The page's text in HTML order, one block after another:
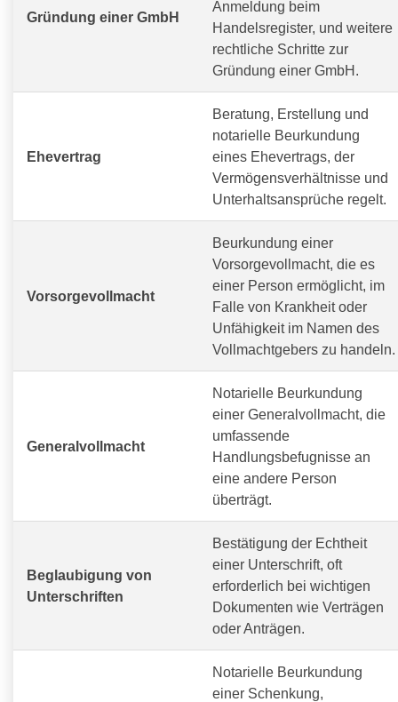
Gründung einer GmbH
Anmeldung beim
Handelsregister, und weitere
rechtliche Schritte zur
Gründung einer GmbH.
Ehevertrag
Beratung, Erstellung und
notarielle Beurkundung
eines Ehevertrags, der
Vermögensverhältnisse und
Unterhaltsansprüche regelt.
Vorsorgevollmacht
Beurkundung einer
Vorsorgevollmacht, die es
einer Person ermöglicht, im
Falle von Krankheit oder
Unfähigkeit im Namen des
Vollmachtgebers zu handeln.
Generalvollmacht
Notarielle Beurkundung
einer Generalvollmacht, die
umfassende
Handlungsbefugnisse an
eine andere Person
überträgt.
Beglaubigung von
Unterschriften
Bestätigung der Echtheit
einer Unterschrift, oft
erforderlich bei wichtigen
Dokumenten wie Verträgen
oder Anträgen.
Notarielle Beurkundung
einer Schenkung,